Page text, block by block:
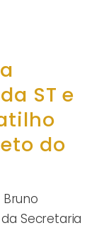
ST e
do
Secretaria